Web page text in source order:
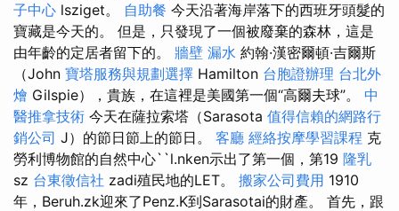
子中心 lsziget。 自助餐 今天沿著海岸落下的西班牙頭髮的
寶藏是今天的。 但是，只發現了一個被廢棄的森林，這是
由年齡的定居者留下的。 牆壁 漏水 約翰·漢密爾頓·吉爾斯
（John 寶塔服務與規劃選擇 Hamilton 台胞證辦理 台北外
燴 Gilspie），貴族，在這裡是美國第一個“高爾夫球”。 中
醫推拿技術 今天在薩拉索塔（Sarasota 值得信賴的網路行
銷公司 J）的節日節上的節日。 客廳 經絡按摩學習課程 克
勞利博物館的自然中心``l.nken示出了第一個，第19 隆乳
sz 台東徵信社 zadi殖民地的LET。 搬家公司費用 1910
年，Beruh.zk迎來了Penz.K到Sarasotai的財產。 首先，跟